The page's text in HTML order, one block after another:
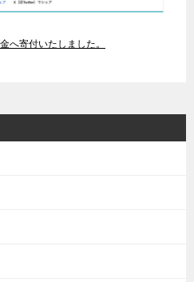
へ寄付いたしました。